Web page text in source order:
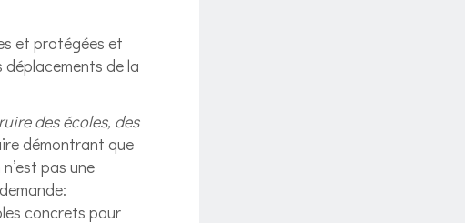
et protégées et
de la
des écoles, des
démontrant que
pas une
concrets pour